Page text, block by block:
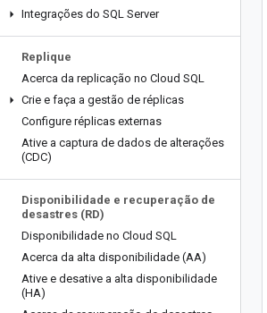
Integrações do SQL Server
Replique
Acerca da replicação no Cloud SQL
Crie e faça a gestão de réplicas
Configure réplicas externas
Ative a captura de dados de alterações
(CDC)
Disponibilidade e recuperação de
desastres (RD)
Disponibilidade no Cloud SQL
Acerca da alta disponibilidade (AA)
Ative e desative a alta disponibilidade
(HA)